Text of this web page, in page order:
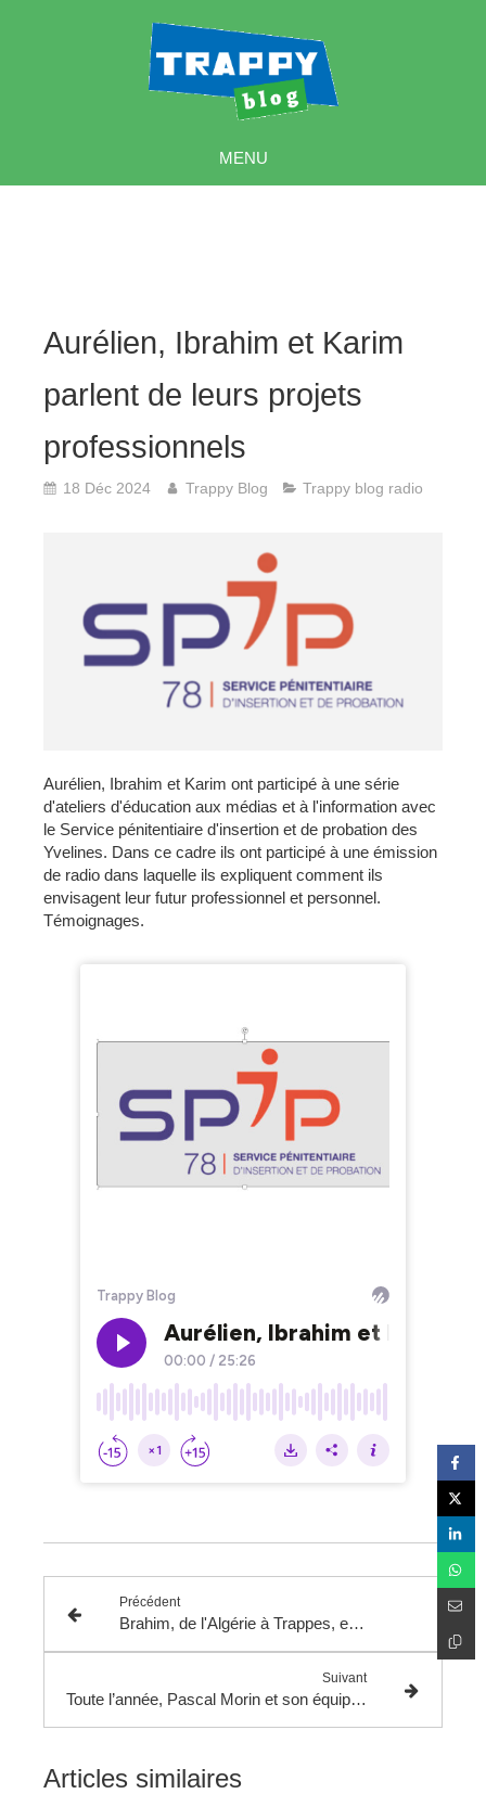
MENU
Aurélien, Ibrahim et Karim
parlent de leurs projets
professionnels
18 Déc 2024 Trappy Blog Trappy blog radio
Aurélien, Ibrahim et Karim ont participé à une série
d'ateliers d'éducation aux médias et à l'information avec
le Service pénitentiaire d'insertion et de probation des
Yvelines. Dans ce cadre ils ont participé à une émission
de radio dans laquelle ils expliquent comment ils
envisagent leur futur professionnel et personnel.
Témoignages.
Précédent
Brahim, de l'Algérie à Trappes, en France depuis 45 ans
Suivant
Toute l’année, Pascal Morin et son équipe de bénévoles assurent la solidarité aux Restos du Cœur de La Verrière.
Articles similaires